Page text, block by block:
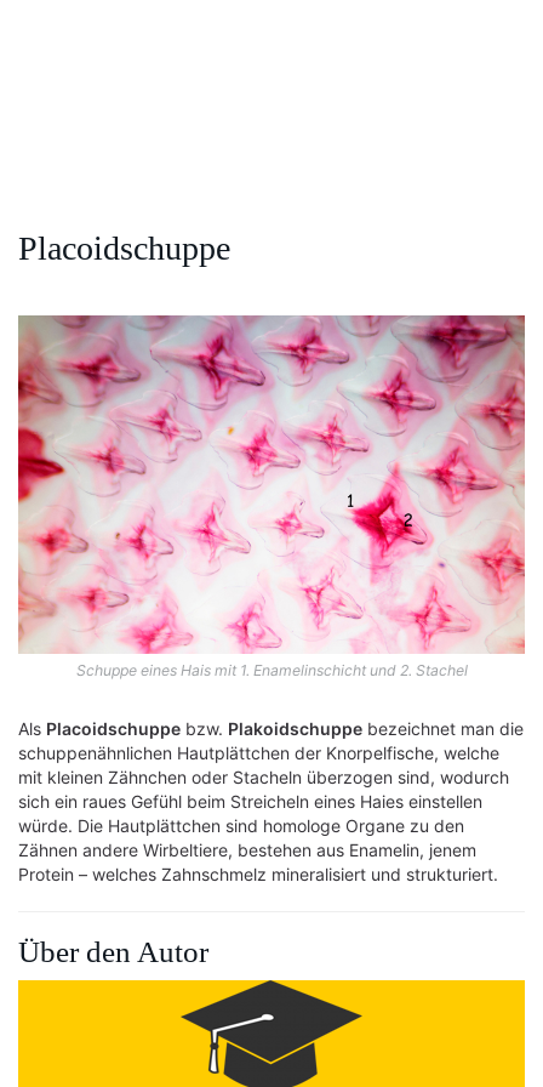
Placoidschuppe
Schuppe eines Hais mit 1. Enamelinschicht und 2. Stachel
Als Placoidschuppe bzw. Plakoidschuppe bezeichnet man die
schuppenähnlichen Hautplättchen der Knorpelfische, welche
mit kleinen Zähnchen oder Stacheln überzogen sind, wodurch
sich ein raues Gefühl beim Streicheln eines Haies einstellen
würde. Die Hautplättchen sind homologe Organe zu den
Zähnen andere Wirbeltiere, bestehen aus Enamelin, jenem
Protein – welches Zahnschmelz mineralisiert und strukturiert.
Über den Autor